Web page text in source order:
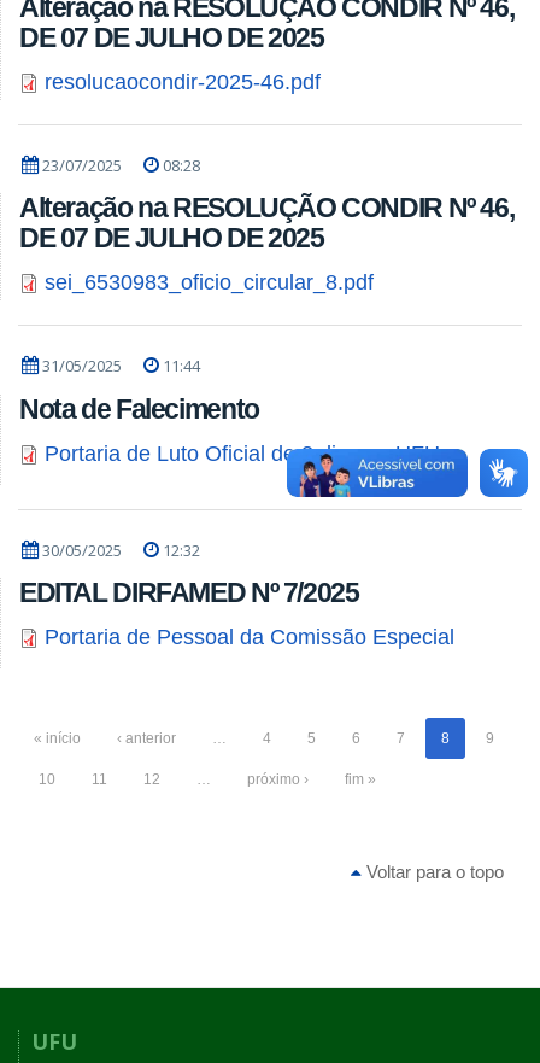
Alteração na RESOLUÇÃO CONDIR Nº 46,
DE 07 DE JULHO DE 2025
resolucaocondir-2025-46.pdf
23/07/2025 08:28
Alteração na RESOLUÇÃO CONDIR Nº 46,
DE 07 DE JULHO DE 2025
sei_6530983_oficio_circular_8.pdf
31/05/2025 11:44
Nota de Falecimento
Portaria de Luto Oficial de 3 dias na UFU
30/05/2025 12:32
EDITAL DIRFAMED Nº 7/2025
Portaria de Pessoal da Comissão Especial
« início ‹ anterior … 4 5 6 7 8 9
10 11 12 … próximo › fim »
Voltar para o topo
UFU